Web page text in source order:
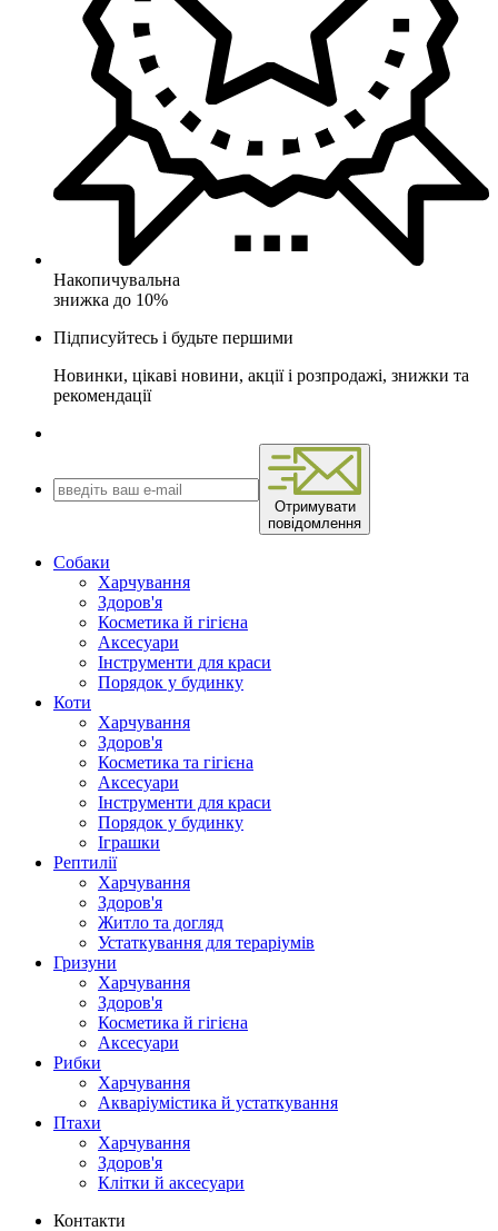
Накопичувальна
знижка до 10%
Підписуйтесь і будьте першими
Новинки, цікаві новини, акції і розпродажі, знижки та
рекомендації
Отримувати
повідомлення
Собаки
Харчування
Здоров'я
Косметика й гігієна
Аксесуари
Інструменти для краси
Порядок у будинку
Коти
Харчування
Здоров'я
Косметика та гігієна
Аксесуари
Інструменти для краси
Порядок у будинку
Іграшки
Рептилії
Харчування
Здоров'я
Житло та догляд
Устаткування для тераріумів
Гризуни
Харчування
Здоров'я
Косметика й гігієна
Аксесуари
Рибки
Харчування
Акваріумістика й устаткування
Птахи
Харчування
Здоров'я
Клітки й аксесуари
Контакти